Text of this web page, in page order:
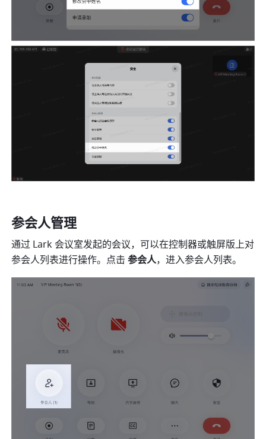
参会人管理
通过 Lark 会议室发起的会议，可以在控制器或触屏版上对
参会人列表进行操作。点击 参会人，进入参会人列表。